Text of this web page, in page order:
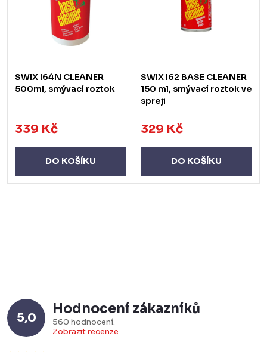
SWIX I64N CLEANER
500ml, smývací roztok
339 Kč
DO KOŠÍKU
SWIX I62 BASE CLEANER
150 ml, smývací roztok ve
spreji
329 Kč
DO KOŠÍKU
5,0
Hodnocení zákazníků
560 hodnocení
Zobrazit recenze